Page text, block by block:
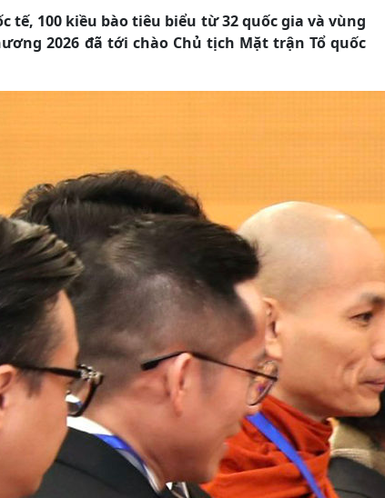
tế, 100 kiều bào tiêu biểu từ 32 quốc gia và vùng
2026 đã tới chào Chủ tịch Mặt trận Tổ quốc